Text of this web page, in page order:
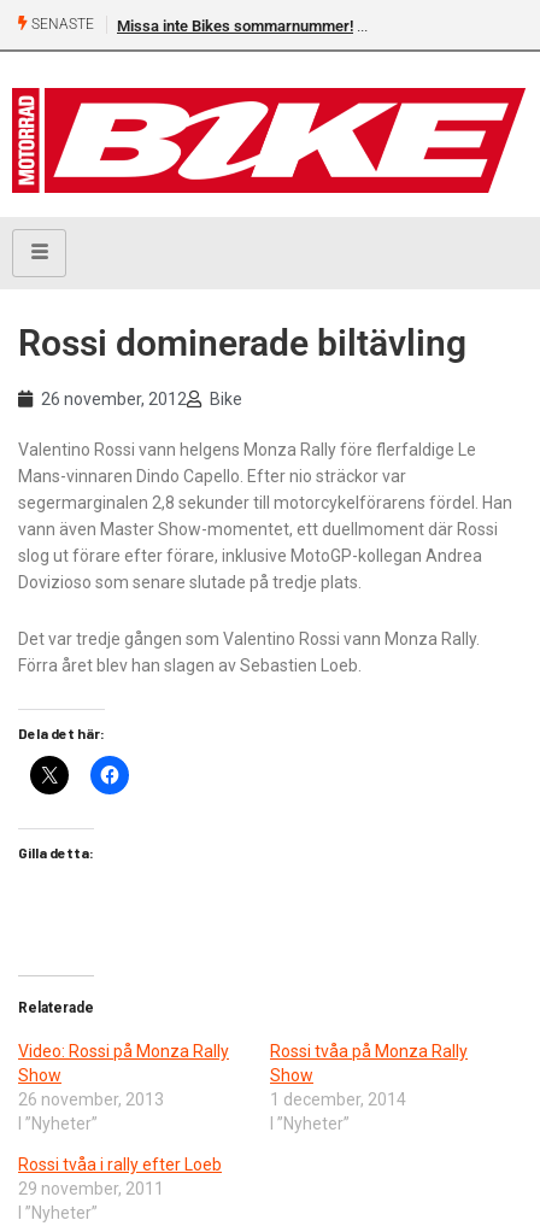
SENASTE Missa inte Bikes sommarnummer!
Rossi dominerade biltävling
26 november, 2012 Bike
Valentino Rossi vann helgens Monza Rally före flerfaldige Le
Mans-vinnaren Dindo Capello. Efter nio sträckor var
segermarginalen 2,8 sekunder till motorcykelförarens fördel. Han
vann även Master Show-momentet, ett duellmoment där Rossi
slog ut förare efter förare, inklusive MotoGP-kollegan Andrea
Dovizioso som senare slutade på tredje plats.
Det var tredje gången som Valentino Rossi vann Monza Rally.
Förra året blev han slagen av Sebastien Loeb.
Dela det här:
Gilla detta:
Relaterade
Video: Rossi på Monza Rally
Show
26 november, 2013
I ”Nyheter”
Rossi tvåa på Monza Rally
Show
1 december, 2014
I ”Nyheter”
Rossi tvåa i rally efter Loeb
29 november, 2011
I ”Nyheter”